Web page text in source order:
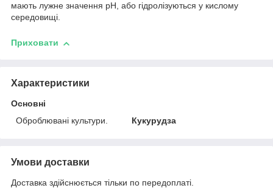
мають лужне значення рН, або гідролізуються у кислому
середовищі.
Приховати
Характеристики
Основні
Оброблювані культури.
Кукурудза
Умови доставки
Доставка здійснюється тільки по передоплаті.